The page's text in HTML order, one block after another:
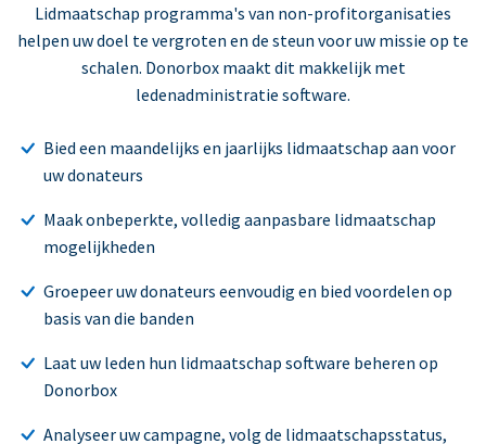
Lidmaatschap programma's van non-profitorganisaties
helpen uw doel te vergroten en de steun voor uw missie op te
schalen. Donorbox maakt dit makkelijk met
ledenadministratie software.
Bied een maandelijks en jaarlijks lidmaatschap aan voor
uw donateurs
Maak onbeperkte, volledig aanpasbare lidmaatschap
mogelijkheden
Groepeer uw donateurs eenvoudig en bied voordelen op
basis van die banden
Laat uw leden hun lidmaatschap software beheren op
Donorbox
Analyseer uw campagne, volg de lidmaatschapsstatus,